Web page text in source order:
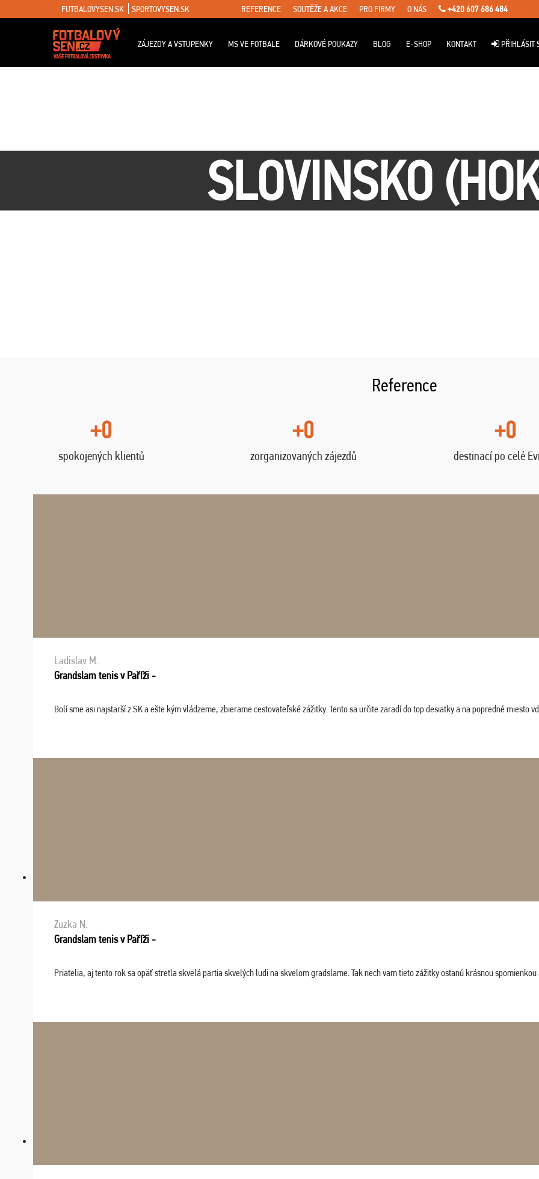
FUTBALOVYSEN.SK SPORTOVYSEN.SK REFERENCE SOUTĚŽE A AKCE PRO FIRMY O NÁS +420 607 686 484
ZÁJEZDY A VSTUPENKY MS VE FOTBALE DÁRKOVÉ POUKAZY BLOG E-SHOP KONTAKT PŘIHLÁSIT
SLOVINSKO
Reference
+0
spokojených klientů
+0
zorganizovaných zájezdů
+0
destinací po celé
Ladislav M.
Grandslam tenis v Paříži -
Bolí sme asi najstarší z SK a ešte kým vládzeme, zbierame cestovateľské zážitky. Tento sa určite zaradí do top desiatky a na popredné miesto
Zuzka N.
Grandslam tenis v Paříži -
Priatelia, aj tento rok sa opäť stretla skvelá partia skvelých ludi na skvelom gradslame. Tak nech vam tieto zážitky ostanú krásnou